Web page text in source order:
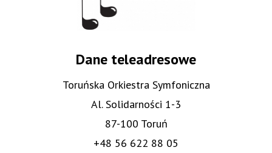
Dane teleadresowe
Toruńska Orkiestra Symfoniczna
Al. Solidarności 1-3
87-100 Toruń
+48 56 622 88 05